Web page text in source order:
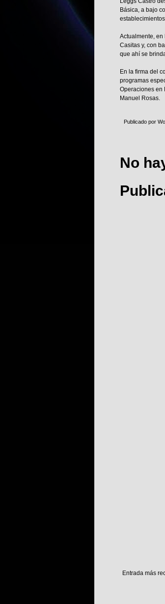
Básica, a bajo
Actualmente,
Casitas y, con
que ahí se
En la firma del
programas
Operaciones en
Manuel Rosas.
Publicado por
No
Entrada más